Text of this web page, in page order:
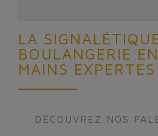
LA
BOULANGERIE
MAINS EXPERTES
DÉCOUVREZ NOS